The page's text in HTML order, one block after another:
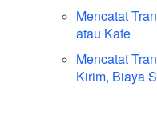
Mencatat
atau Kafe
Mencatat
Kirim, Biaya